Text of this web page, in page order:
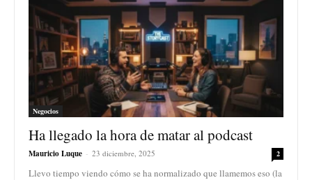
Negocios
Ha llegado la hora de matar al podcast
Mauricio Luque - 23 diciembre, 2025 2
Llevo tiempo viendo cómo se ha normalizado que llamemos eso (la